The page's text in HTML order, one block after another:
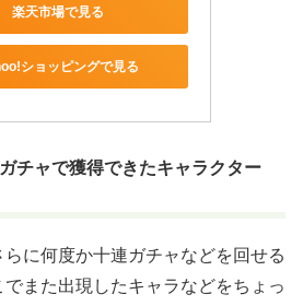
楽天市場で見る
ショッピングで見る
チャで獲得できたキャラクター
に何度か十連ガチャなどを回せる
また出現したキャラなどをちょっ